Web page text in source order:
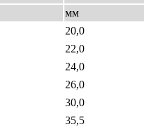
мм
20,0
22,0
24,0
26,0
30,0
35,5